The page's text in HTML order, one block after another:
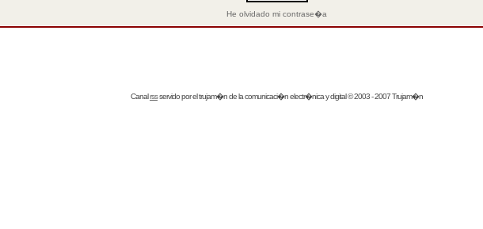
He olvidado mi contrase�a
Canalrssservido por eltrujam�nde la comunicaci�n electr�nica y digital © 2003 - 2007 Trujam�n